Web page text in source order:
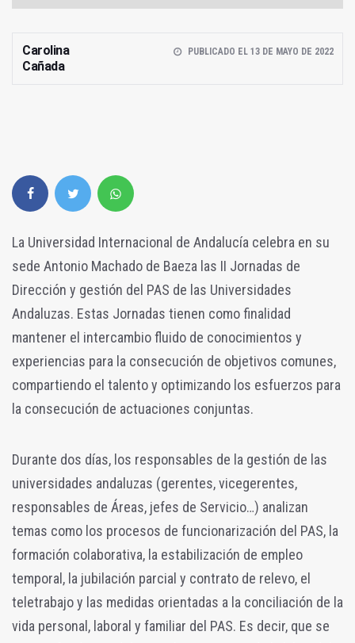
Carolina
Cañada
PUBLICADO EL 13 DE MAYO DE 2022
La Universidad Internacional de Andalucía celebra en su
sede Antonio Machado de Baeza las II Jornadas de
Dirección y gestión del PAS de las Universidades
Andaluzas. Estas Jornadas tienen como finalidad
mantener el intercambio fluido de conocimientos y
experiencias para la consecución de objetivos comunes,
compartiendo el talento y optimizando los esfuerzos para
la consecución de actuaciones conjuntas.
Durante dos días, los responsables de la gestión de las
universidades andaluzas (gerentes, vicegerentes,
responsables de Áreas, jefes de Servicio…) analizan
temas como los procesos de funcionarización del PAS, la
formación colaborativa, la estabilización de empleo
temporal, la jubilación parcial y contrato de relevo, el
teletrabajo y las medidas orientadas a la conciliación de la
vida personal, laboral y familiar del PAS. Es decir, que se